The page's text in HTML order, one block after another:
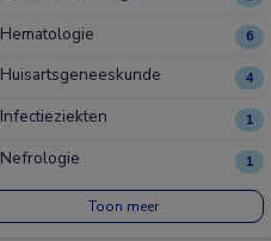
Hematologie 6
Huisartsgeneeskunde 4
Infectieziekten 1
Nefrologie 1
Toon meer